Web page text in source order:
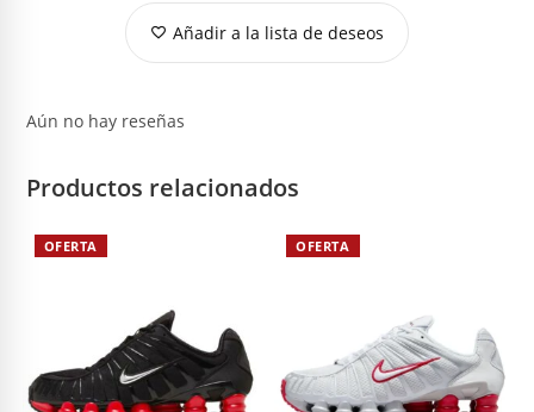
Añadir a la lista de deseos
Aún no hay reseñas
Productos relacionados
OFERTA OFERTA